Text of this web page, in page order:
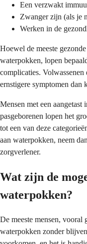
Een verzwakt
Zwanger zijn (als je
Werken in de
Hoewel de meeste
waterpokken, lopen
complicaties.
ernstigere symptomen dan
Mensen met een
pasgeborenen lopen het
tot een van deze
aan waterpokken, neem
zorgverlener.
Wat zijn de
waterpokken?
De meeste mensen, vooral
waterpokken zonder